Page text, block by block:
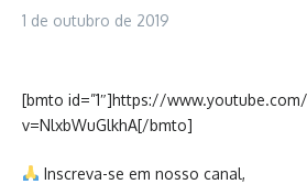
1 de outubro de 2019
[bmto id=”1″]https://
v=NlxbWuGlkhA[/bmto]
Inscreva-se em nosso canal,